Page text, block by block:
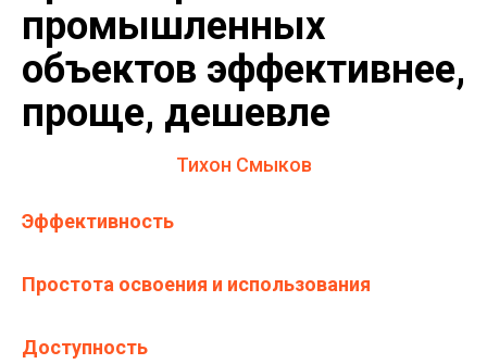
промышленных
объектов эффективнее,
проще, дешевле
Тихон Смыков
Эффективность
Простота освоения и использования
Доступность